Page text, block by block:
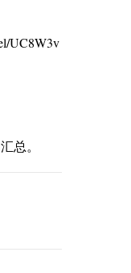
UC8W3v
总。